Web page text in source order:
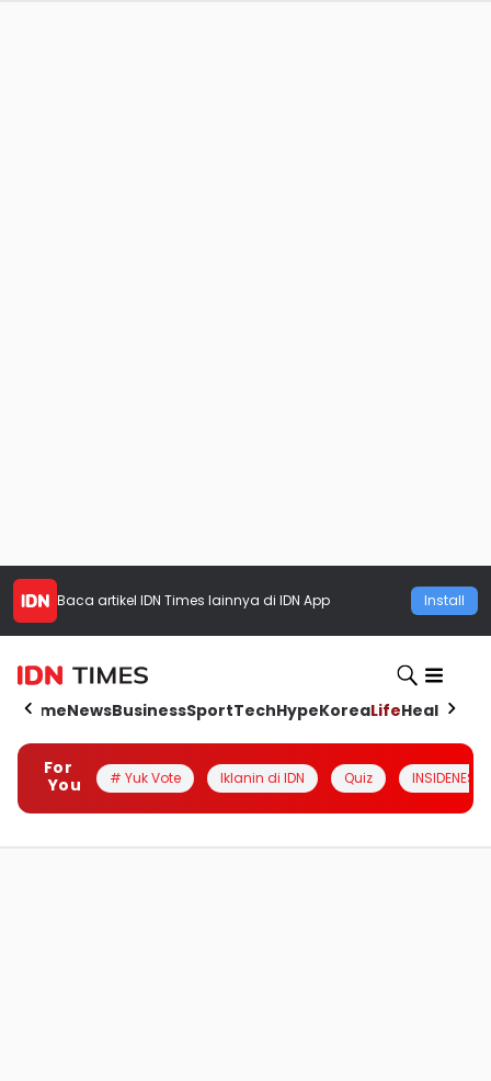
Baca artikel IDN Times lainnya di IDN App Install
HomeNewsBusinessSportTechHypeKoreaLifeHealth
For
You
# Yuk Vote Iklanin di IDN Quiz INSIDENESIA